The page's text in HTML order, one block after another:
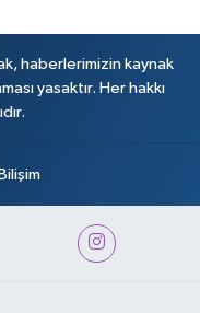
haberlerimizin kaynak
yasaktır. Her hakkı